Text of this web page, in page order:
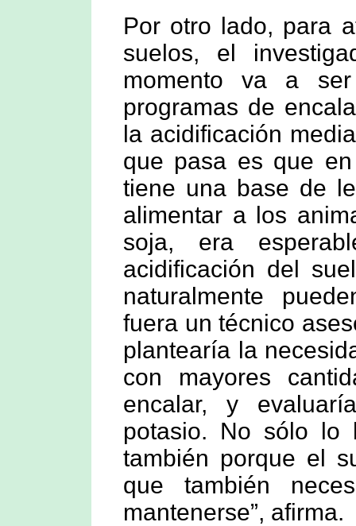
Por otro lado, para
suelos, el
momento va a
programas de
la acidificación
que pasa es que
tiene una base de
alimentar a los
soja, era
acidificación del
naturalmente
fuera un técnico
plantearía la
con mayores
encalar, y
potasio. No sólo lo
también porque el
que también
mantenerse”, afirma.